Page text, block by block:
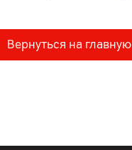
Вернуться на главную